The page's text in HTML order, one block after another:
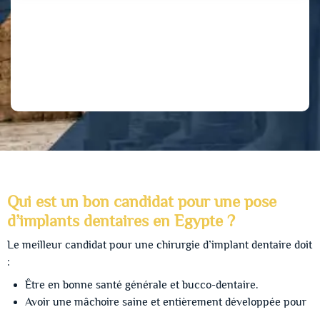
Qui est un bon candidat pour une pose
d’implants dentaires en Egypte ?
Le meilleur candidat pour une chirurgie d’implant dentaire doit
:
Être en bonne santé générale et bucco-dentaire.
Avoir une mâchoire saine et entièrement développée pour